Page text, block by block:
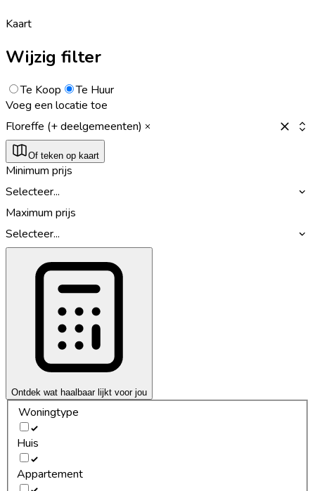
Kaart
Wijzig filter
Te Koop
Te Huur
Voeg een locatie toe
Floreffe (+ deelgemeenten)
Of teken op kaart
Minimum prijs
Selecteer...
Maximum prijs
Selecteer...
Ontdek wat haalbaar lijkt voor jou
Woningtype
Huis
Appartement